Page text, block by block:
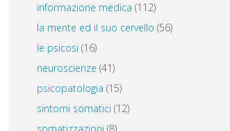
informazione medica (112)
la mente ed il suo cervello (56)
le psicosi (16)
neuroscienze (41)
psicopatologia (15)
sintomi somatici (12)